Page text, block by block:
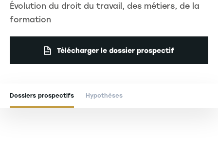
Évolution du droit du travail, des métiers, de la
formation
Télécharger le dossier prospectif
Dossiers prospectifs Hypothèses